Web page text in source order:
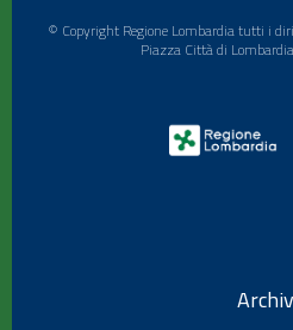
© Copyright Regione Lombardia tutti i
Piazza Città di